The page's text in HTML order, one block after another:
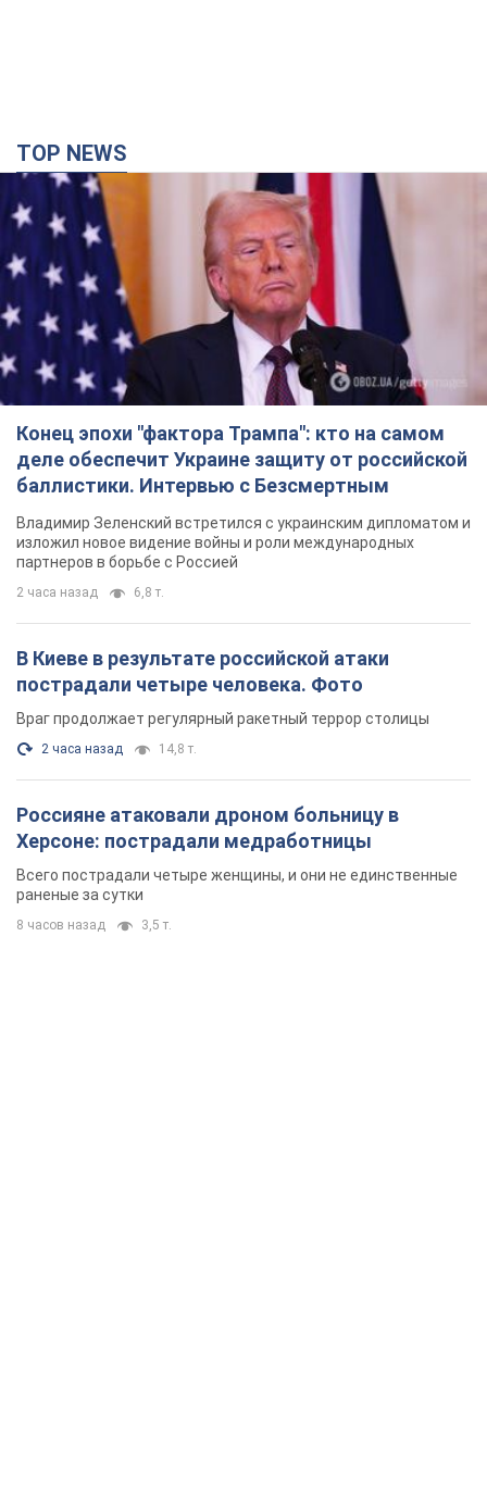
TOP NEWS
Конец эпохи "фактора Трампа": кто на самом
деле обеспечит Украине защиту от российской
баллистики. Интервью с Безсмертным
Владимир Зеленский встретился с украинским дипломатом и
изложил новое видение войны и роли международных
партнеров в борьбе с Россией
2 часа назад 6,8 т.
В Киеве в результате российской атаки
пострадали четыре человека. Фото
Враг продолжает регулярный ракетный террор столицы
2 часа назад 14,8 т.
Россияне атаковали дроном больницу в
Херсоне: пострадали медработницы
Всего пострадали четыре женщины, и они не единственные
раненые за сутки
8 часов назад 3,5 т.